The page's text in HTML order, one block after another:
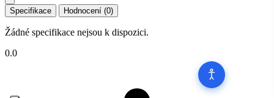
Specifikace Hodnocení (0)
Žádné specifikace nejsou k dispozici.
0.0